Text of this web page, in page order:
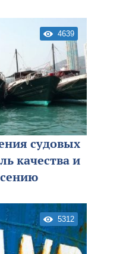
4639
судовых
качества и
5312